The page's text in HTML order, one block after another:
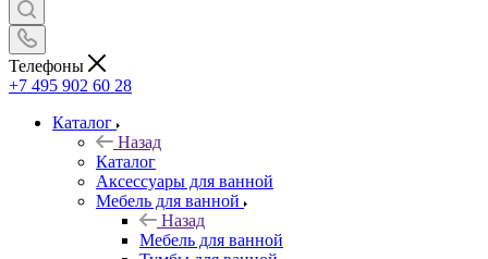
Телефоны
+7 495 902 60 28
Каталог
Назад
Каталог
Аксессуары для ванной
Мебель для ванной
Назад
Мебель для ванной